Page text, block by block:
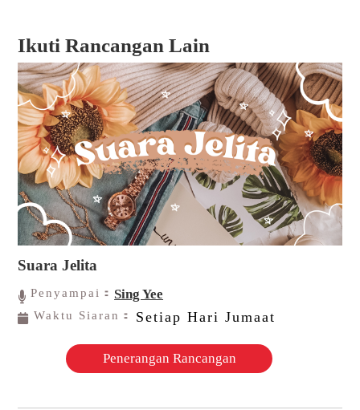
Ikuti Rancangan Lain
Suara Jelita
Penyampai： Sing Yee
Waktu Siaran： Setiap Hari Jumaat
Penerangan Rancangan